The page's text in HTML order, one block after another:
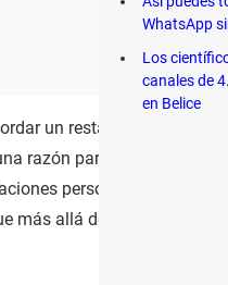
un restaurante en el que
razón para que Google
personalizadas de
allá de eso, no se sabe
WhatsApp
Los
canales de
en Belice